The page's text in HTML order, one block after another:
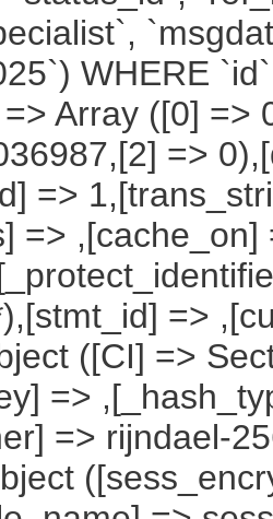
WHERE
Array ([0] =>
=>
=>
=>
=>
([CI] =>
=>
=> rijndael-